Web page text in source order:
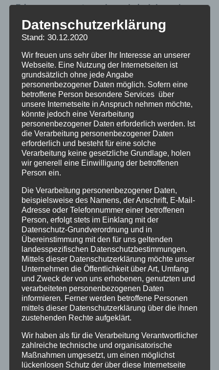
Erinnerungsaustausch, und sind dann den
Bundesländern zugeordnet.Gern könnt ihr mit
anderne Heimortgruppen aufmachen oder in
nicht mehr, auf jeden von euch proaktiv selbst
zuzugehen, deshalb hier die folgenden
Möglichkeiten:
Auf derÜberblickskartenachschauen,
ob eurer Heim schon Ansprechpartner hat,
wenn nicht, meldet euch bei
vorstandsmitglied-fuer-
vernetzung@verschickungsheime.de, und
eures eigenen Heimes, so findet ihr am
schnellsten andere aus eurem Heim.
Mit der Bundeskoordination Kontakt
aufnehmen,um gezielt einem anderen
Betroffenen bei ZEUGNIS ABLEGEN einen
Brief per Mail zu schicken, der nicht
öffentlich sichtbar sein soll, unter: Buko-
orga-st@verschickungsheime.de
InsForumgehen, dort auch euren Bericht
reinstellen und dort mit anderen selbst
Beachtet auch diesePETITION. Wenn sie euch
Datenschutzerklärung
Stand: 30.12.2020
Wir freuen uns sehr über Ihr Interesse an unserer
Webseite. Eine Nutzung der Internetseiten ist
grundsätzlich ohne jede Angabe
personenbezogener Daten möglich. Sofern eine
betroffene Person besondere Services über
unsere Internetseite in Anspruch nehmen möchte,
könnte jedoch eine Verarbeitung
personenbezogener Daten erforderlich werden. Ist
die Verarbeitung personenbezogener Daten
erforderlich und besteht für eine solche
Verarbeitung keine gesetzliche Grundlage, holen
wir generell eine Einwilligung der betroffenen
Person ein.
Die Verarbeitung personenbezogener Daten,
beispielsweise des Namens, der Anschrift, E-Mail-
Adresse oder Telefonnummer einer betroffenen
Person, erfolgt stets im Einklang mit der
Datenschutz-Grundverordnung und in
Übereinstimmung mit den für uns geltenden
landesspezifischen Datenschutzbestimmungen.
Mittels dieser Datenschutzerklärung möchte unser
Unternehmen die Öffentlichkeit über Art, Umfang
und Zweck der von uns erhobenen, genutzten und
verarbeiteten personenbezogenen Daten
informieren. Ferner werden betroffene Personen
mittels dieser Datenschutzerklärung über die ihnen
zustehenden Rechte aufgeklärt.
Wir haben als für die Verarbeitung Verantwortlicher
zahlreiche technische und organisatorische
Maßnahmen umgesetzt, um einen möglichst
lückenlosen Schutz der über diese Internetseite